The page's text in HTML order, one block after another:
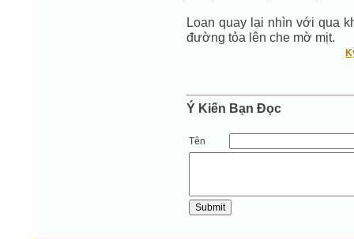
Loan quay lại nhìn với qua
đường tỏa lên che mờ mịt.
Ý Kiến Bạn Ðọc
Tên